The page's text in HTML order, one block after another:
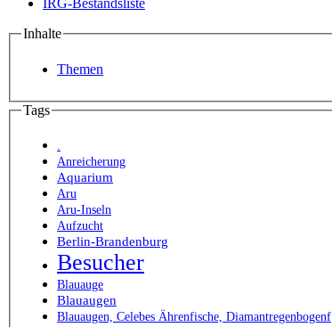
IRG-Bestandsliste
Inhalte
Themen
Tags
.
Anreicherung
Aquarium
Aru
Aru-Inseln
Aufzucht
Berlin-Brandenburg
Besucher
Blauauge
Blauaugen
Blauaugen, Celebes Ährenfische, Diamantregenbogenf